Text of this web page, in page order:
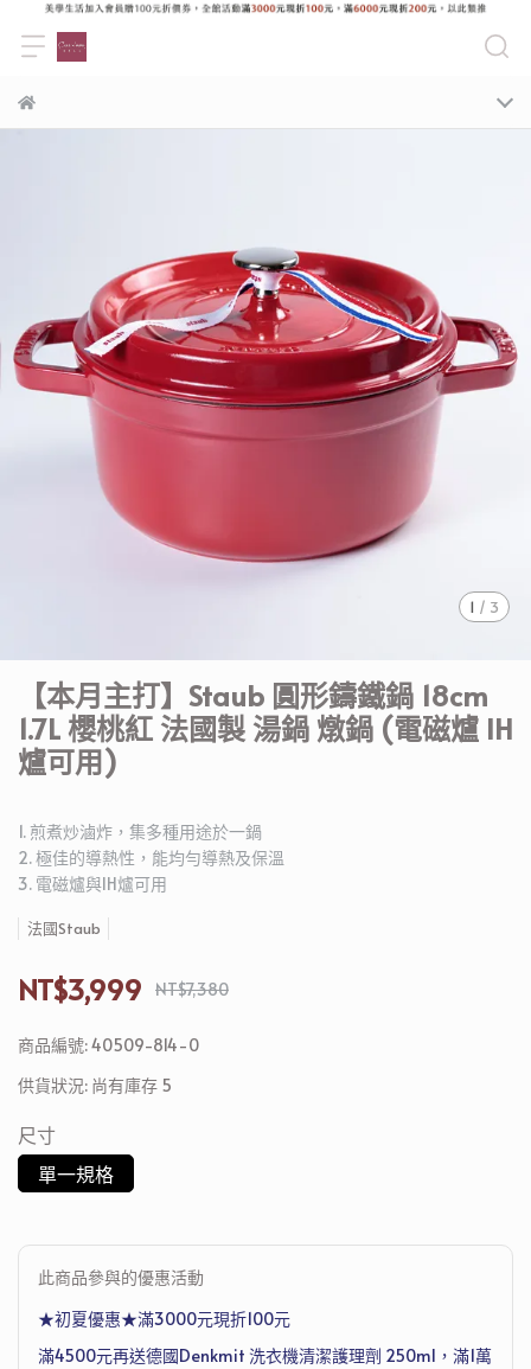
1 / 3
【本月主打】Staub 圓形鑄鐵鍋 18cm
1.7L 櫻桃紅 法國製 湯鍋 燉鍋 (電磁爐 IH
爐可用)
1. 煎煮炒滷炸，集多種用途於一鍋
2. 極佳的導熱性，能均勻導熱及保溫
3. 電磁爐與IH爐可用
法國Staub
NT$3,999 NT$7,380
商品編號:40509-814-0
供貨狀況: 尚有庫存 5
尺寸
單一規格
此商品參與的優惠活動
★初夏優惠★滿3000元現折100元
滿4500元再送德國Denkmit 洗衣機清潔護理劑 250ml，滿1萬